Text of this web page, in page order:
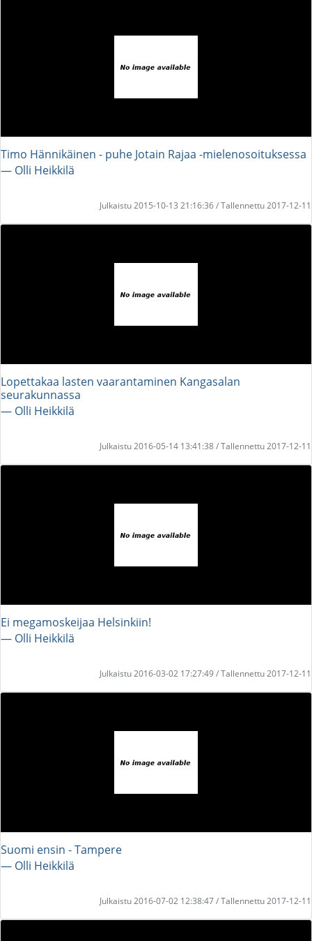
Timo Hännikäinen - puhe Jotain Rajaa -mielenosoituksessa
― Olli Heikkilä
Julkaistu 2015-10-13 21:16:36 / Tallennettu 2017-12-11
Lopettakaa lasten vaarantaminen Kangasalan
seurakunnassa
― Olli Heikkilä
Julkaistu 2016-05-14 13:41:38 / Tallennettu 2017-12-11
Ei megamoskeijaa Helsinkiin!
― Olli Heikkilä
Julkaistu 2016-03-02 17:27:49 / Tallennettu 2017-12-11
Suomi ensin - Tampere
― Olli Heikkilä
Julkaistu 2016-07-02 12:38:47 / Tallennettu 2017-12-11